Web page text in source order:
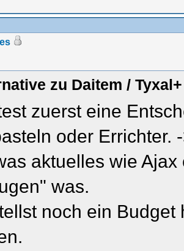
zu Daitem / Tyxal+
zuerst eine
oder Errichter.
aktuelles wie
was.
noch ein